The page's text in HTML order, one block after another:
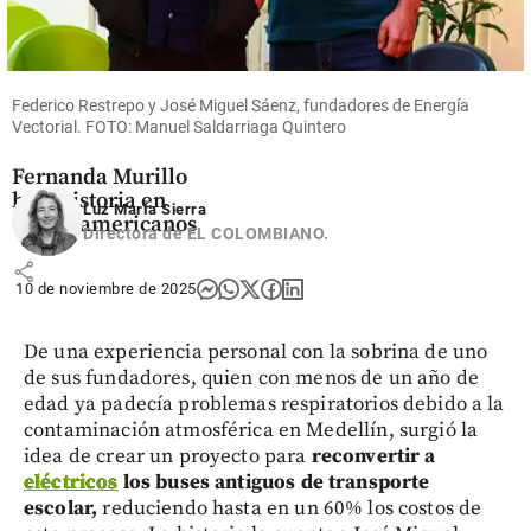
Deportes
De reina del salto
alto a dueña de las
Fernanda Murillo
hizo historia en
Centroamericanos
share
Federico Restrepo y José Miguel Sáenz, fundadores de Energía
Vectorial. FOTO: Manuel Saldarriaga Quintero
Luz María Sierra
Directora de EL COLOMBIANO.
10 de noviembre de 2025
De una experiencia personal con la sobrina de uno
de sus fundadores, quien con menos de un año de
edad ya padecía problemas respiratorios debido a la
contaminación atmosférica en Medellín, surgió la
idea de crear un proyecto para reconvertir a
eléctricos los buses antiguos de transporte
escolar, reduciendo hasta en un 60% los costos de